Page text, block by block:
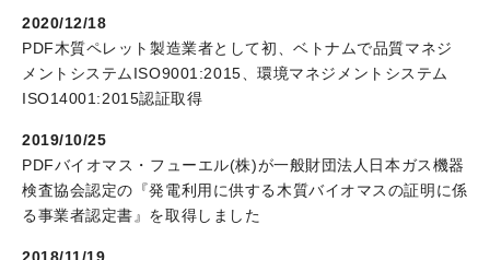
2020/12/18
PDF木質ペレット製造業者として初、ベトナムで品質マネジ
メントシステムISO9001:2015、環境マネジメントシステム
ISO14001:2015認証取得
2019/10/25
PDFバイオマス・フューエル(株)が一般財団法人日本ガス機器
検査協会認定の『発電利用に供する木質バイオマスの証明に係
る事業者認定書』を取得しました